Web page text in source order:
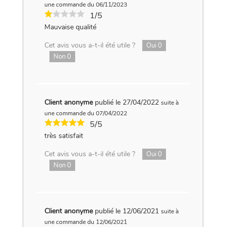
une commande du 06/11/2023
1/5
Mauvaise qualité
Cet avis vous a-t-il été utile ?
Oui 0
Non0
Client anonyme publié le 27/04/2022 suite à
une commande du 07/04/2022
5/5
très satisfait
Cet avis vous a-t-il été utile ?
Oui 0
Non0
Client anonyme publié le 12/06/2021 suite à
une commande du 12/06/2021